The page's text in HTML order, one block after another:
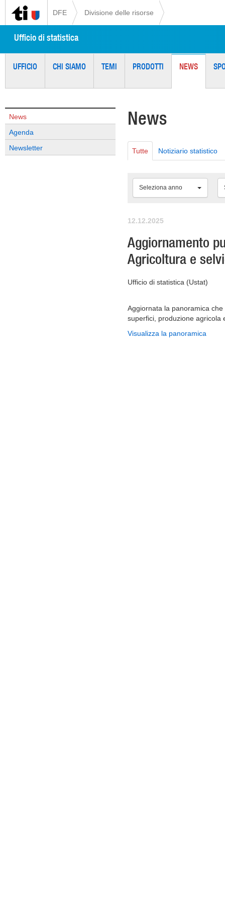
DFE Divisione delle risorse
Ufficio di statistica
UFFICIO CHI SIAMO TEMI PRODOTTI NEWS
News
Agenda
Newsletter
News
Tutte Notiziario statistico
Seleziona anno
12.12.2025
Aggiornamento
Agricoltura e
Ufficio di statistica (Ustat)
Aggiornata la panoramica
superfici, produzione agricola
Visualizza la panoramica